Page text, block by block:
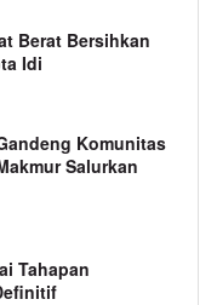
Berat Bersihkan
Idi
Komunitas
Salurkan
Tahapan